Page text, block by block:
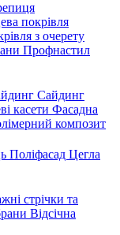
покрівля
з очерету
Профнастил
Сайдинг
касети Фасадна
композит
Поліфасад Цегла
стрічки та
Відсічна